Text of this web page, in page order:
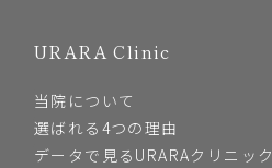
URARA Clinic
当院について
選ばれる4つの理由
データで見るURARAクリニック